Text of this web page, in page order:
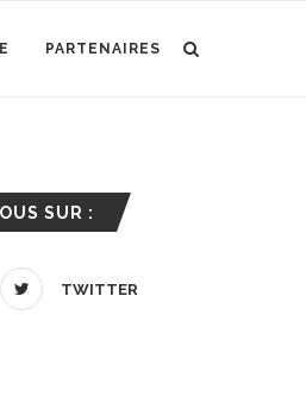
PARTENAIRES
SUR :
TWITTER